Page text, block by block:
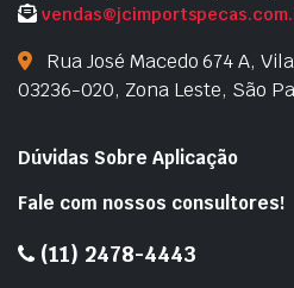
Rua José Macedo 674 A,
03236-020, Zona Leste, São
Dúvidas Sobre Aplicação
Fale com nossos consultores!
(11) 2478-4443